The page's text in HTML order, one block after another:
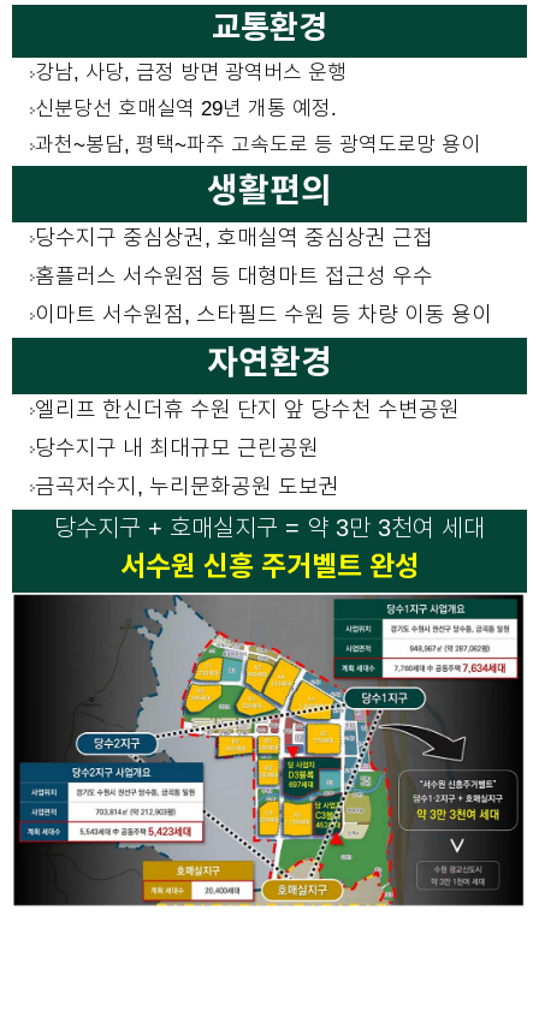
교통환경
강남, 사당, 금정 방면 광역버스 운행
신분당선 호매실역 29년 개통 예정.
과천~봉담, 평택~파주 고속도로 등 광역도로망 용이
생활편의
당수지구 중심상권, 호매실역 중심상권 근접
홈플러스 서수원점 등 대형마트 접근성 우수
이마트 서수원점, 스타필드 수원 등 차량 이동 용이
자연환경
엘리프 한신더휴 수원 단지 앞 당수천 수변공원
당수지구 내 최대규모 근린공원
금곡저수지, 누리문화공원 도보권
당수지구 + 호매실지구 = 약 3만 3천여 세대
서수원 신흥 주거벨트 완성